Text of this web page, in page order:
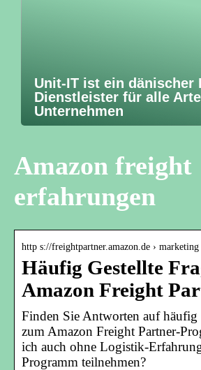
Unit-IT ist ein dänischer
Dienstleister für alle
Unternehmen
Amazon freight
erfahrungen
http s://freightpartner.amazon.de › marketing
Häufig Gestellte
Amazon Freight
Finden Sie Antworten auf häufig
zum Amazon Freight Partner-
ich auch ohne Logistik-
Programm teilnehmen?